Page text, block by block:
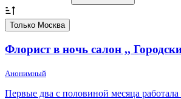
Только Москва
Флорист в ночь салон ,,
Анонимный
Первые два с половиной месяца работала